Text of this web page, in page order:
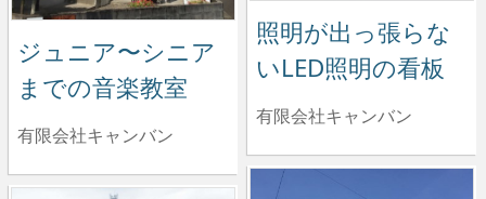
照明が出っ張らな
いLED照明の看板
有限会社キャンバン
ジュニア〜シニア
までの音楽教室
有限会社キャンバン